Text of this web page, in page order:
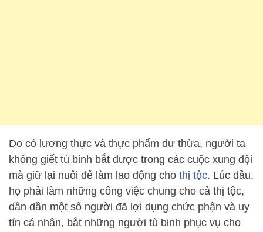
Do có lương thực và thực phẩm dư thừa, người ta
không giết tù binh bắt được trong các cuộc xung đội
mà giữ lại nuôi để làm lao động cho thị tộc. Lúc đầu,
họ phải làm những công việc chung cho cả thị tộc,
dần dần một số người đã lợi dụng chức phận và uy
tín cá nhân, bắt những người tù binh phục vụ cho